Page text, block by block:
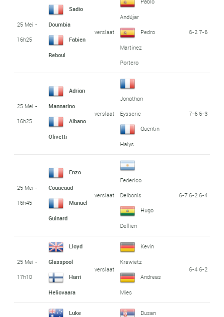
25 Mei -
16h25
Sadio
Doumbia
Fabien
Reboul
verslaat
Andújar
Pedro
Martinez
Portero
6-2 7-6
25 Mei -
16h25
Adrian
Mannarino
Albano
Olivetti
verslaat
Jonathan
Eysseric
Quentin
Halys
7-6 6-3
25 Mei -
16h45
Enzo
Couacaud
Manuel
Guinard
verslaat
Federico
Delbonis
Hugo
Dellien
6-7 6-2 6-4
25 Mei -
17h10
Lloyd
Glasspool
Harri
Heliovaara
verslaat
Kevin
Krawietz
Andreas
Mies
6-4 6-2
Luke Dusan